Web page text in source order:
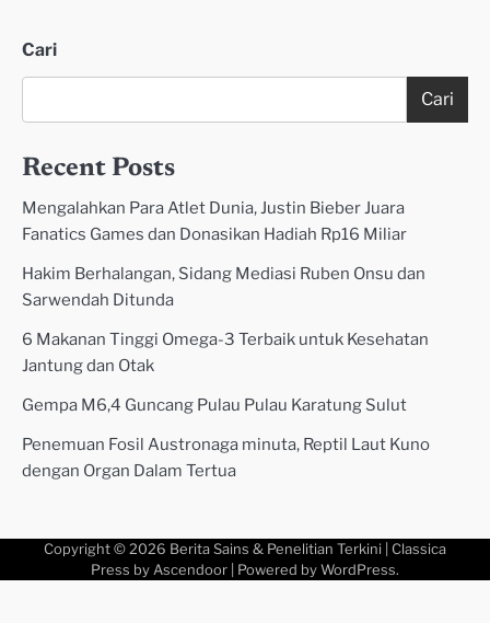
Cari
Cari
Recent Posts
Mengalahkan Para Atlet Dunia, Justin Bieber Juara
Fanatics Games dan Donasikan Hadiah Rp16 Miliar
Hakim Berhalangan, Sidang Mediasi Ruben Onsu dan
Sarwendah Ditunda
6 Makanan Tinggi Omega-3 Terbaik untuk Kesehatan
Jantung dan Otak
Gempa M6,4 Guncang Pulau Pulau Karatung Sulut
Penemuan Fosil Austronaga minuta, Reptil Laut Kuno
dengan Organ Dalam Tertua
Copyright © 2026 Berita Sains & Penelitian Terkini | Classica
Press by Ascendoor | Powered by WordPress.